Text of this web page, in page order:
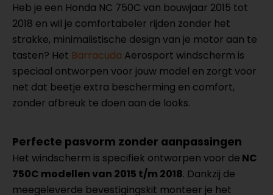
Heb je een Honda NC 750C van bouwjaar 2015 tot
2018 en wil je comfortabeler rijden zonder het
strakke, minimalistische design van je motor aan te
tasten? Het Barracuda Aerosport windscherm is
speciaal ontworpen voor jouw model en zorgt voor
net dat beetje extra bescherming en comfort,
zonder afbreuk te doen aan de looks.
Perfecte pasvorm zonder aanpassingen
Het windscherm is specifiek ontworpen voor de NC
750C modellen van 2015 t/m 2018. Dankzij de
meegeleverde bevestigingskit monteer je het